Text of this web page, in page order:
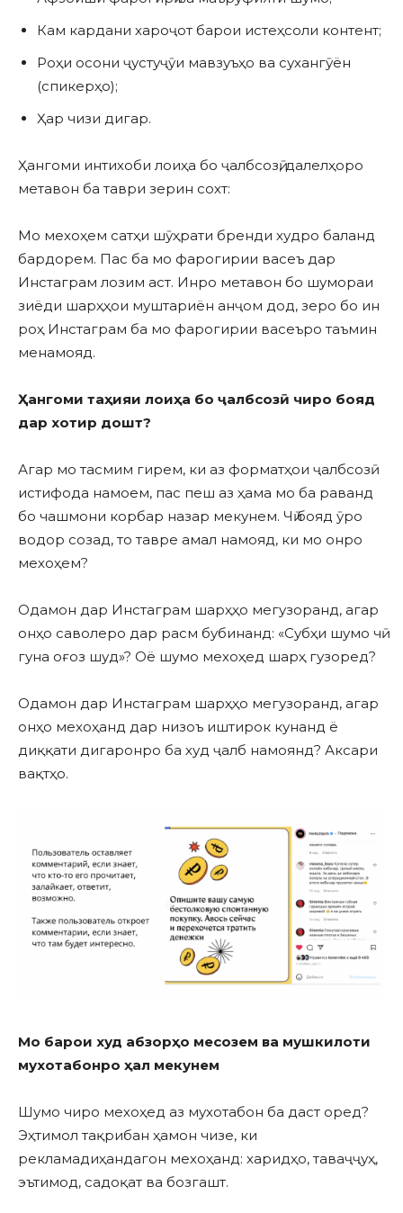
Кам кардани хароҷот барои истеҳсоли контент;
Роҳи осони ҷустуҷӯи мавзуъҳо ва сухангӯён
(спикерҳо);
Ҳар чизи дигар.
Ҳангоми интихоби лоиҳа бо ҷалбсозӣ, далелҳоро
метавон ба таври зерин сохт:
Мо мехоҳем сатҳи шӯҳрати бренди худро баланд
бардорем. Пас ба мо фарогирии васеъ дар
Инстаграм лозим аст. Инро метавон бо шумораи
зиёди шарҳҳои муштариён анҷом дод, зеро бо ин
роҳ Инстаграм ба мо фарогирии васеъро таъмин
менамояд.
Ҳангоми таҳияи лоиҳа бо ҷалбсозӣ чиро бояд
дар хотир дошт?
Агар мо тасмим гирем, ки аз форматҳои ҷалбсозӣ
истифода намоем, пас пеш аз ҳама мо ба раванд
бо чашмони корбар назар мекунем. Чӣ бояд ӯро
водор созад, то тавре амал намояд, ки мо онро
мехоҳем?
Одамон дар Инстаграм шарҳҳо мегузоранд, агар
онҳо саволеро дар расм бубинанд: «Субҳи шумо чӣ
гуна оғоз шуд»? Оё шумо мехоҳед шарҳ гузоред?
Одамон дар Инстаграм шарҳҳо мегузоранд, агар
онҳо мехоҳанд дар низоъ иштирок кунанд ё
диққати дигаронро ба худ ҷалб намоянд? Аксари
вақтҳо.
Мо барои худ абзорҳо месозем ва мушкилоти
мухотабонро ҳал мекунем
Шумо чиро мехоҳед аз мухотабон ба даст оред?
Эҳтимол тақрибан ҳамон чизе, ки
рекламадиҳандагон мехоҳанд: харидҳо, таваҷҷуҳ,
эътимод, садоқат ва бозгашт.